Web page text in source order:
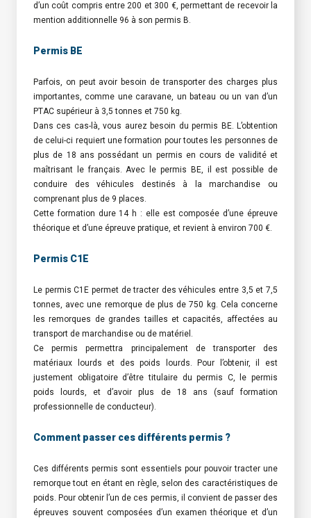
d’un coût compris entre 200 et 300 €, permettant de recevoir la
mention additionnelle 96 à son permis B.
Permis BE
Parfois, on peut avoir besoin de transporter des charges plus
importantes, comme une caravane, un bateau ou un van d’un
PTAC supérieur à 3,5 tonnes et 750 kg.
Dans ces cas-là, vous aurez besoin du permis BE. L’obtention
de celui-ci requiert une formation pour toutes les personnes de
plus de 18 ans possédant un permis en cours de validité et
maîtrisant le français. Avec le permis BE, il est possible de
conduire des véhicules destinés à la marchandise ou
comprenant plus de 9 places.
Cette formation dure 14 h : elle est composée d’une épreuve
théorique et d’une épreuve pratique, et revient à environ 700 €.
Permis C1E
Le permis C1E permet de tracter des véhicules entre 3,5 et 7,5
tonnes, avec une remorque de plus de 750 kg. Cela concerne
les remorques de grandes tailles et capacités, affectées au
transport de marchandise ou de matériel.
Ce permis permettra principalement de transporter des
matériaux lourds et des poids lourds. Pour l’obtenir, il est
justement obligatoire d’être titulaire du permis C, le permis
poids lourds, et d’avoir plus de 18 ans (sauf formation
professionnelle de conducteur).
Comment passer ces différents permis ?
Ces différents permis sont essentiels pour pouvoir tracter une
remorque tout en étant en règle, selon des caractéristiques de
poids. Pour obtenir l’un de ces permis, il convient de passer des
épreuves souvent composées d’un examen théorique et d’un